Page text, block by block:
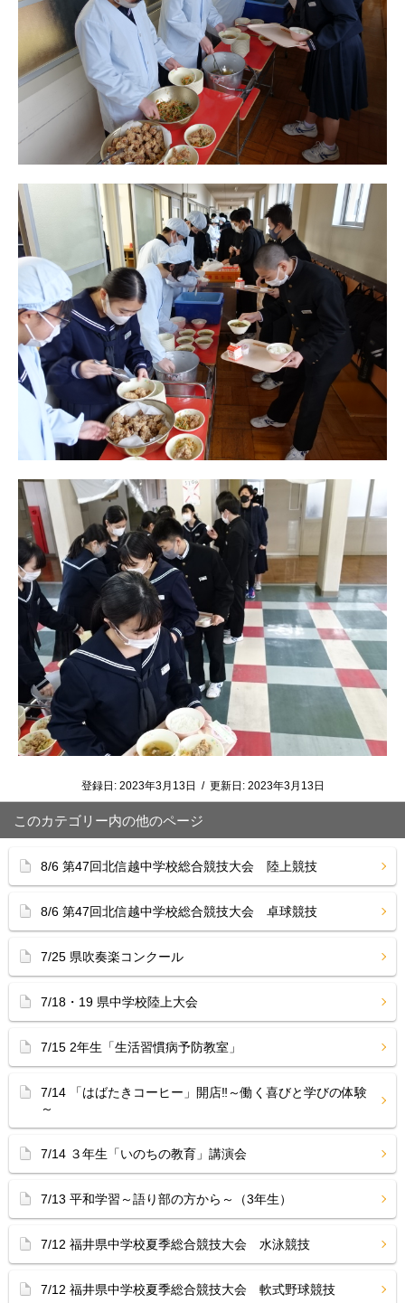
登録日: 2023年3月13日 / 更新日: 2023年3月13日
このカテゴリー内の他のページ
8/6 第47回北信越中学校総合競技大会 陸上競技
8/6 第47回北信越中学校総合競技大会 卓球競技
7/25 県吹奏楽コンクール
7/18・19 県中学校陸上大会
7/15 2年生「生活習慣病予防教室」
7/14 「はばたきコーヒー」開店‼︎～働く喜びと学びの体験
～
7/14 ３年生「いのちの教育」講演会
7/13 平和学習～語り部の方から～（3年生）
7/12 福井県中学校夏季総合競技大会 水泳競技
7/12 福井県中学校夏季総合競技大会 軟式野球競技